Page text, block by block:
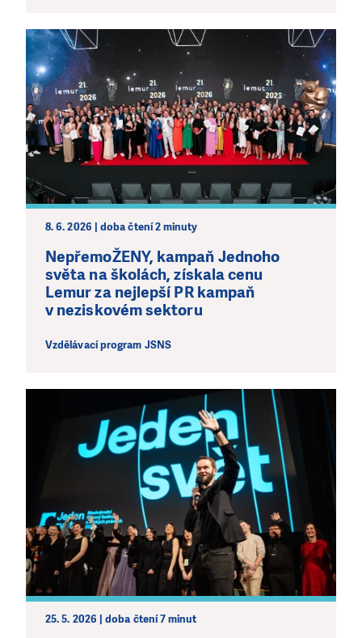
8. 6. 2026 | doba čtení 2 minuty
NepřemoŽENY, kampaň Jednoho
světa na školách, získala cenu
Lemur za nejlepší PR kampaň
v neziskovém sektoru
Vzdělávací program JSNS
25. 5. 2026 | doba čtení 7 minut